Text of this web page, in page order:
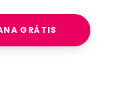
GRÁTIS